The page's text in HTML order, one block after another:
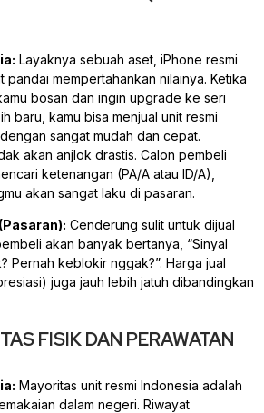
Layaknya sebuah aset, iPhone resmi
pandai mempertahankan nilainya. Ketika
bosan dan ingin upgrade ke seri
baru, kamu bisa menjual unit resmi
sangat mudah dan cepat.
akan anjlok drastis. Calon pembeli
ketenangan (PA/A atau ID/A),
akan sangat laku di pasaran.
Cenderung sulit untuk dijual
akan banyak bertanya, “Sinyal
Pernah keblokir nggak?”. Harga jual
juga jauh lebih jatuh dibandingkan
FISIK DAN PERAWATAN
Mayoritas unit resmi Indonesia adalah
dalam negeri. Riwayat